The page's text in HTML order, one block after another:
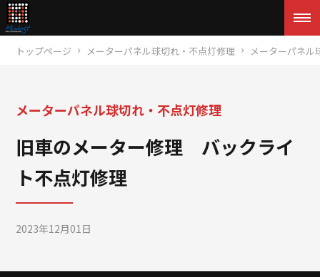
トップページ メーターパネル球切れ・不点灯修理 メーターパネル
メーターパネル球切れ・不点灯修理
旧車のメーター修理 バックライ
ト不点灯修理
2023年12月01日